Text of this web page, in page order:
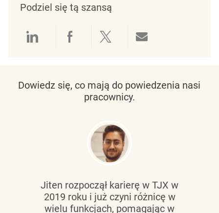
Podziel się tą szansą
Udostępnianie przez LinkedIn
Udostępnianie przez
Udostępnij przez
Dowiedz się, co mają do powiedzenia nasi
pracownicy.
Jiten rozpoczął karierę w TJX w
2019 roku i już czyni różnicę w
wielu funkcjach, pomagając w